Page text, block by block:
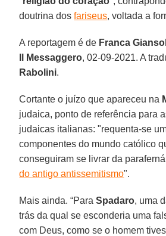
doutrina dosfariseus, voltada a
A reportagem é de Franca
Il Messaggero, 02-09-2021. A
Rabolini.
Cortante o juízo que apareceu na
judaica, ponto de referência para
judaicas italianas: "requenta-se
componentes do mundo católico
conseguiram se livrar da
do antigo antissemitismo".
Mais ainda. “ParaSpadaro, uma
trás da qual se esconderia uma
com Deus, como se o homem